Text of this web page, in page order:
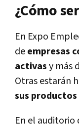
¿Cómo
En Expo
deempresas
activasy más
Otras estarán
sus
En el auditorio